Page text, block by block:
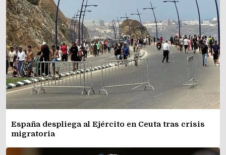
España despliega al Ejército en Ceuta tras crisis
migratoria